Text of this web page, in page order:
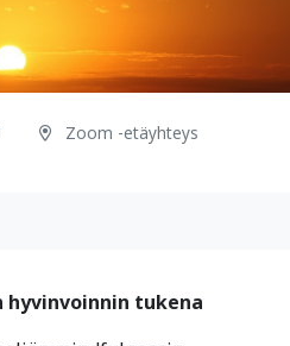
Zoom -etäyhteys
tukena